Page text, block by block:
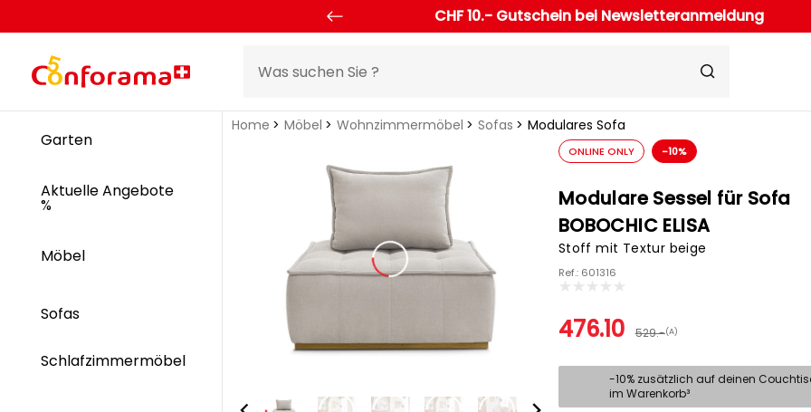
CHF 10.- Gutschein bei Newsletteranmeldung
Garten
Aktuelle Angebote
%
Möbel
Sofas
Schlafzimmermöbel
Home Möbel Wohnzimmermöbel Sofas Modulares Sofa
ONLINE ONLY -10%
Modulare Sessel für Sofa
BOBOCHIC ELISA
Stoff mit Textur beige
Ref.: 601316
476.10 529.-(A)
-10% zusätzlich auf deinen
im Warenkorb³